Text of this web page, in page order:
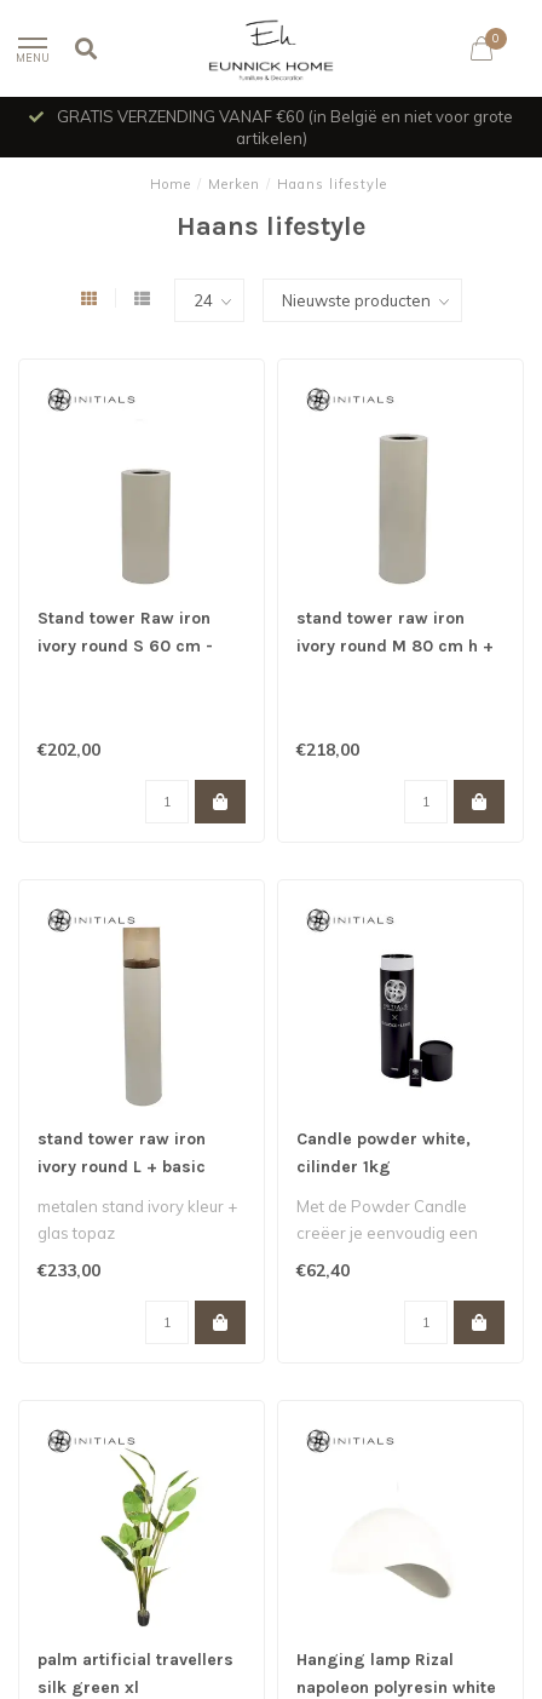
MENU
0
GRATIS VERZENDING VANAF €60 (in België en niet voor grote
artikelen)
Home / Merken / Haans lifestyle
Haans lifestyle
Stand tower Raw iron
ivory round S 60 cm -
€202,00
stand tower raw iron
ivory round M 80 cm h +
€218,00
stand tower raw iron
ivory round L + basic
100 cm + 35 cm
metalen stand ivory kleur +
glas topaz
€233,00
Candle powder white,
cilinder 1kg
Met de Powder Candle
creëer je eenvoudig een
€62,40
palm artificial travellers
silk green xl
Hanging lamp Rizal
napoleon polyresin white